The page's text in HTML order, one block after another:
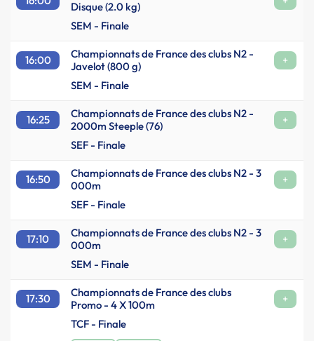
Disque (2.0 kg)
SEM - Finale
16:00
Championnats de France des clubs N2 -
Javelot (800 g)
+
SEM - Finale
16:25
Championnats de France des clubs N2 -
2000m Steeple (76)
+
SEF - Finale
16:50
Championnats de France des clubs N2 - 3
000m
+
SEF - Finale
17:10
Championnats de France des clubs N2 - 3
000m
+
SEM - Finale
17:30
Championnats de France des clubs
Promo - 4 X 100m
+
TCF - Finale